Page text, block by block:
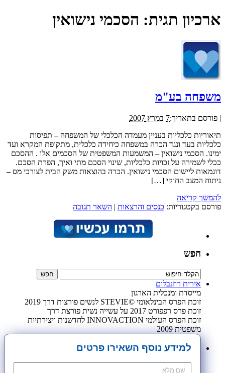
ארכיון תגית: הסכמי נישואין
משפחה בע"מ
| פורסם בתאריך:7 במרץ 2007
תיאוריות כלכליות בעניין מעמדה הכלכלי של המשפחה – תפיסות
כלכליות בעד ונגד הכרה במשפחה כיחידה כלכלית, מתקופת המקרא ועד
ימינו. הסכמי נישואין – המשמעות המשפטית של הסכמים אלו . ההסכם
ככלי לשמירה על זכויות כלכליות, שינוי הסכם מתי ואיך, הפרת הסכם.
דוגמאות ליישום הסכמי נישואין. הכרה בהוצאות משק הבית לצורכי מס –
ניתוח המצב החוקי […]
להמשך קריאה
פורסם בקטגוריות: כנסים והרצאות | השאר תגובה
חפש
אירית רוזנבלום
מייסדת ומנכלית הארגון
זוכת הפרס הבינלאומי ©STEVIE לנשים פורצות דרך 2019
זוכת פרס רפפורט 2017 על עשייה נשית פורצת דרך
זוכת הפרס העולמי INNOVACTION לחדשנות ויצירתיות
משפטית 2009
למידע נוסף השאירו פרטים